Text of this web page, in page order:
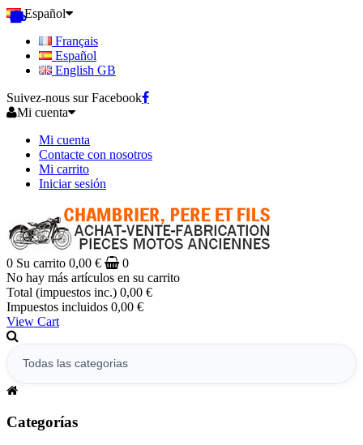
Español
Français
Español
English GB
Suivez-nous sur Facebook
Mi cuenta
Mi cuenta
Contacte con nosotros
Mi carrito
Iniciar sesión
0 Su carrito 0,00 €
0
No hay más artículos en su carrito
Total (impuestos inc.) 0,00 €
Impuestos incluidos 0,00 €
View Cart
Categorías